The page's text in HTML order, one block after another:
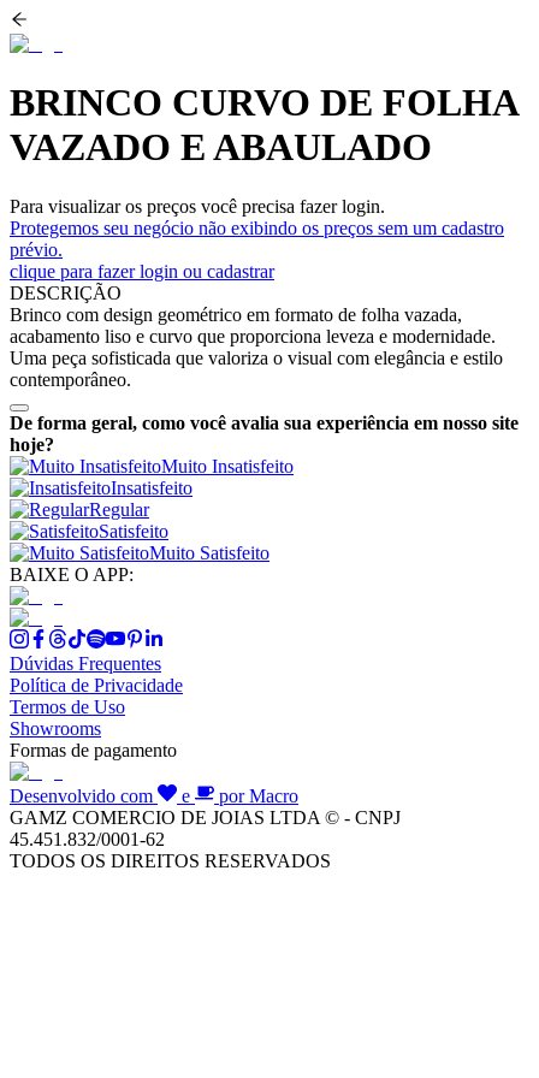
BRINCO CURVO DE FOLHA
VAZADO E ABAULADO
Para visualizar os preços você precisa fazer login.
Protegemos seu negócio não exibindo os preços sem um cadastro
prévio.
clique para fazer login ou cadastrar
DESCRIÇÃO
Brinco com design geométrico em formato de folha vazada,
acabamento liso e curvo que proporciona leveza e modernidade.
Uma peça sofisticada que valoriza o visual com elegância e estilo
contemporâneo.
De forma geral, como você avalia sua experiência em nosso site
hoje?
Muito Insatisfeito
Insatisfeito
Regular
Satisfeito
Muito Satisfeito
BAIXE O APP:
Dúvidas Frequentes
Política de Privacidade
Termos de Uso
Showrooms
Formas de pagamento
Desenvolvido com e
por Macro
GAMZ COMERCIO DE JOIAS LTDA © - CNPJ
45.451.832/0001-62
TODOS OS DIREITOS RESERVADOS